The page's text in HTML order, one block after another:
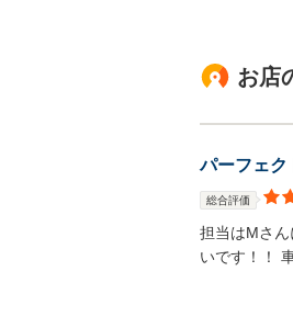
お店
パーフェク
総合評価
担当はMさ
いです！！